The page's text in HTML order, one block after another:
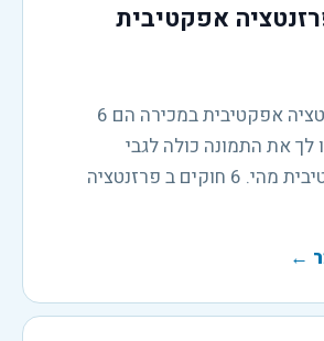
אפקטיבית
6 חוקים ב פרזנטציה אפקטיבית במכירה הם 6
לך את התמונה כולה לגבי
פרזנטציה אפקטיבית מהי. 6 חוקים ב פרזנטציה
←